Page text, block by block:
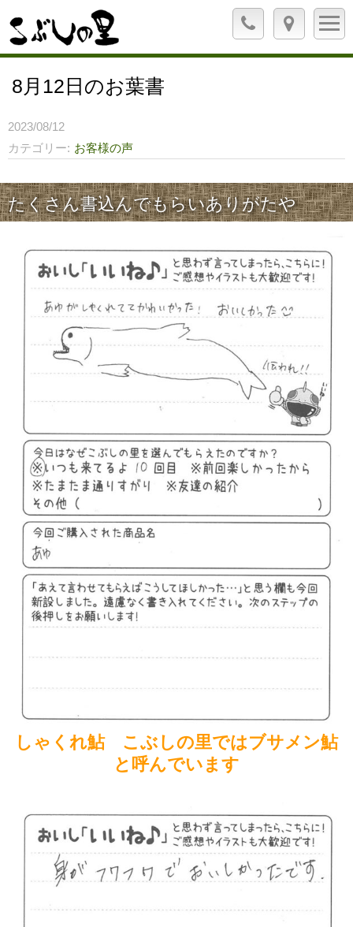
8月12日のお葉書
2023/08/12
カテゴリー
お客様の声
たくさん書込んでもらいありがたや
しゃくれ鮎 こぶしの里ではブサメン鮎
と呼んでいます